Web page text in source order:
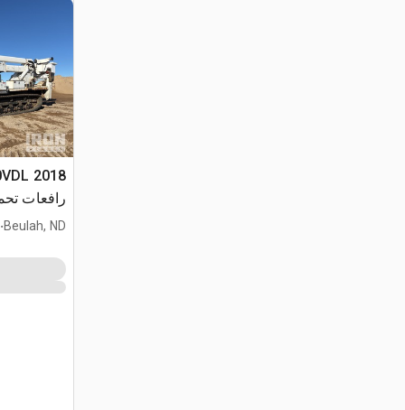
TM100
Beulah, ND
.